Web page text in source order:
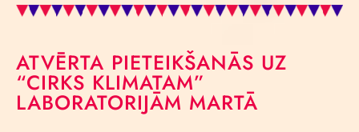
ATVĒRTA PIETEIKŠANĀS UZ
“CIRKS KLIMATAM”
LABORATORIJĀM MARTĀ